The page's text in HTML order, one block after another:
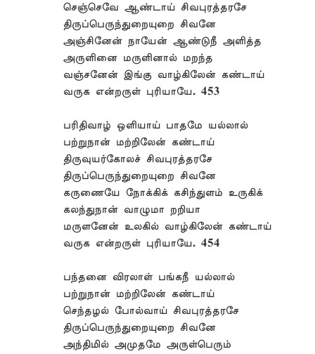
செஞ்செவே ஆண்டாய் சிவபுரத்தரசே
திருப்பெருந்துறையுறை சிவனே
அஞ்சினேன் நாயேன் ஆண்டுநீ அளித்த
அருளினை மருளினால் மறந்த
வஞ்சனேன் இங்கு வாழ்கிலேன் கண்டாய்
வருக என்றருள் புரியாயே. 453
பரிதிவாழ் ஒளியாய் பாதமே யல்லால்
பற்றுநான் மற்றிலேன் கண்டாய்
திருவுயர்கோலச் சிவபுரத்தரசே
திருப்பெருந்துறையுறை சிவனே
கருணையே நோக்கிக் கசிந்துளம் உருகிக்
கலந்துநான் வாழுமா றறியா
மருளனேன் உலகில் வாழ்கிலேன் கண்டாய்
வருக என்றருள் புரியாயே. 454
பந்தனை விரலாள் பங்கநீ யல்லால்
பற்றுநான் மற்றிலேன் கண்டாய்
செந்தழல் போல்வாய் சிவபுரத்தரசே
திருப்பெருந்துறையுறை சிவனே
அந்திமில் அமுதமே அருள்பெரும்